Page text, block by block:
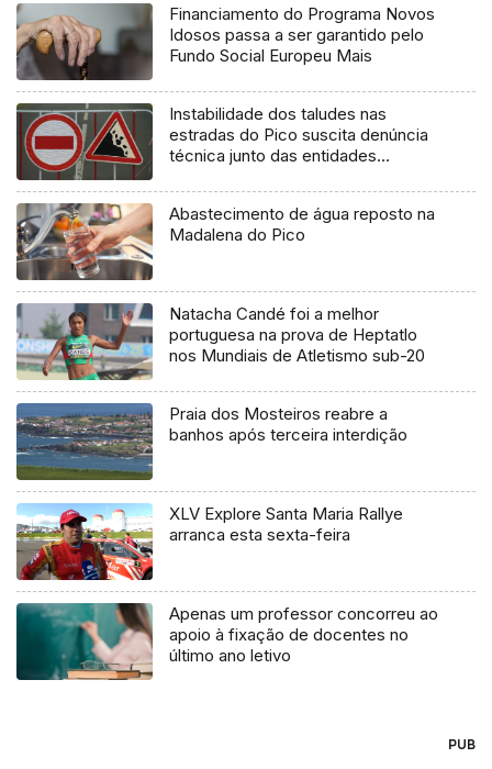
Financiamento do Programa Novos
Idosos passa a ser garantido pelo
Fundo Social Europeu Mais
Instabilidade dos taludes nas
estradas do Pico suscita denúncia
técnica junto das entidades
Abastecimento de água reposto na
Madalena do Pico
Natacha Candé foi a melhor
portuguesa na prova de Heptatlo
nos Mundiais de Atletismo sub-20
Praia dos Mosteiros reabre a
banhos após terceira interdição
XLV Explore Santa Maria Rallye
arranca esta sexta-feira
Apenas um professor concorreu ao
apoio à fixação de docentes no
último ano letivo
PUB